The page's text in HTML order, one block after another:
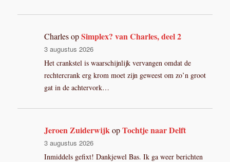
CharlesopSimplex? van Charles, deel 2
3 augustus 2026
Het crankstel is waarschijnlijk vervangen omdat de
rechtercrank erg krom moet zijn geweest om zo’n groot
gat in de achtervork…
Jeroen Zuiderwijk opTochtje naar Delft
3 augustus 2026
Inmiddels gefixt! Dankjewel Bas. Ik ga weer berichten